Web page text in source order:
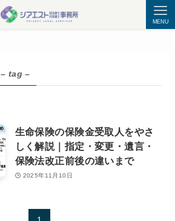
MENU
– tag –
生命保険の保険金受取人をやさ
しく解説｜指定・変更・遺言・
保険法改正前後の違いまで
2025年11月10日